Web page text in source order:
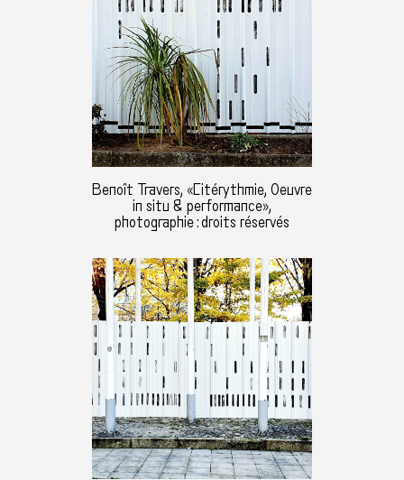
Benoît Travers, «Citérythmie, Oeuvre
in situ & performance»,
photographie : droits réservés